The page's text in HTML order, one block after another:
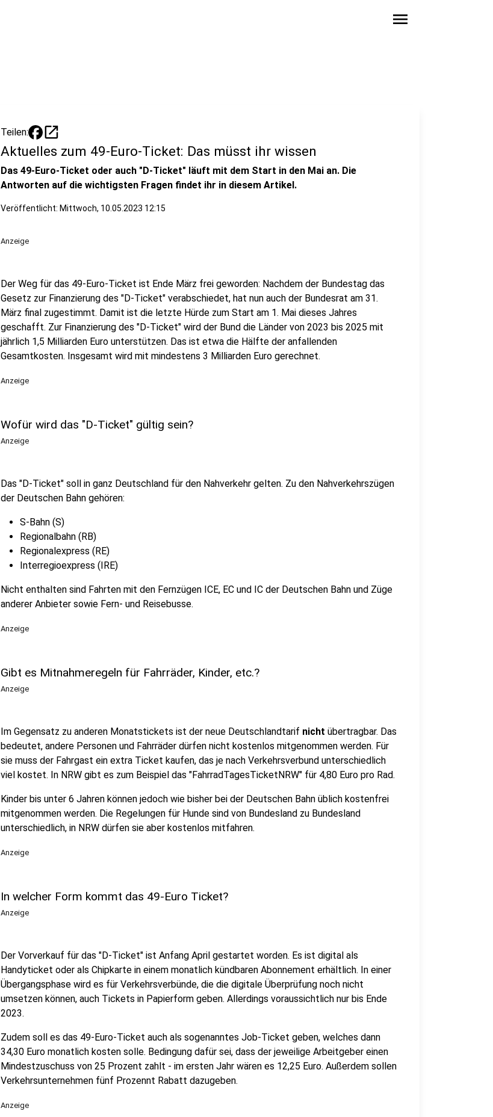
menu
Teilen: open_in_new
Aktuelles zum 49-Euro-Ticket: Das müsst ihr wissen
Das 49-Euro-Ticket oder auch "D-Ticket" läuft mit dem Start in den Mai an. Die
Antworten auf die wichtigsten Fragen findet ihr in diesem Artikel.
Veröffentlicht: Mittwoch, 10.05.2023 12:15
Anzeige
Der Weg für das 49-Euro-Ticket ist Ende März frei geworden: Nachdem der Bundestag das
Gesetz zur Finanzierung des "D-Ticket" verabschiedet, hat nun auch der Bundesrat am 31.
März final zugestimmt. Damit ist die letzte Hürde zum Start am 1. Mai dieses Jahres
geschafft. Zur Finanzierung des "D-Ticket" wird der Bund die Länder von 2023 bis 2025 mit
jährlich 1,5 Milliarden Euro unterstützen. Das ist etwa die Hälfte der anfallenden
Gesamtkosten. Insgesamt wird mit mindestens 3 Milliarden Euro gerechnet.
Anzeige
Wofür wird das "D-Ticket" gültig sein?
Anzeige
Das "D-Ticket" soll in ganz Deutschland für den Nahverkehr gelten. Zu den Nahverkehrszügen
der Deutschen Bahn gehören:
S-Bahn (S)
Regionalbahn (RB)
Regionalexpress (RE)
Interregioexpress (IRE)
Nicht enthalten sind Fahrten mit den Fernzügen ICE, EC und IC der Deutschen Bahn und Züge
anderer Anbieter sowie Fern- und Reisebusse.
Anzeige
Gibt es Mitnahmeregeln für Fahrräder, Kinder, etc.?
Anzeige
Im Gegensatz zu anderen Monatstickets ist der neue Deutschlandtarif nicht übertragbar. Das
bedeutet, andere Personen und Fahrräder dürfen nicht kostenlos mitgenommen werden. Für
sie muss der Fahrgast ein extra Ticket kaufen, das je nach Verkehrsverbund unterschiedlich
viel kostet. In NRW gibt es zum Beispiel das "FahrradTagesTicketNRW" für 4,80 Euro pro Rad.
Kinder bis unter 6 Jahren können jedoch wie bisher bei der Deutschen Bahn üblich kostenfrei
mitgenommen werden. Die Regelungen für Hunde sind von Bundesland zu Bundesland
unterschiedlich, in NRW dürfen sie aber kostenlos mitfahren.
Anzeige
In welcher Form kommt das 49-Euro Ticket?
Anzeige
Der Vorverkauf für das "D-Ticket" ist Anfang April gestartet worden. Es ist digital als
Handyticket oder als Chipkarte in einem monatlich kündbaren Abonnement erhältlich. In einer
Übergangsphase wird es für Verkehrsverbünde, die die digitale Überprüfung noch nicht
umsetzen können, auch Tickets in Papierform geben. Allerdings voraussichtlich nur bis Ende
2023.
Zudem soll es das 49-Euro-Ticket auch als sogenanntes Job-Ticket geben, welches dann
34,30 Euro monatlich kosten solle. Bedingung dafür sei, dass der jeweilige Arbeitgeber einen
Mindestzuschuss von 25 Prozent zahlt - im ersten Jahr wären es 12,25 Euro. Außerdem sollen
Verkehrsunternehmen fünf Prozennt Rabatt dazugeben.
Anzeige